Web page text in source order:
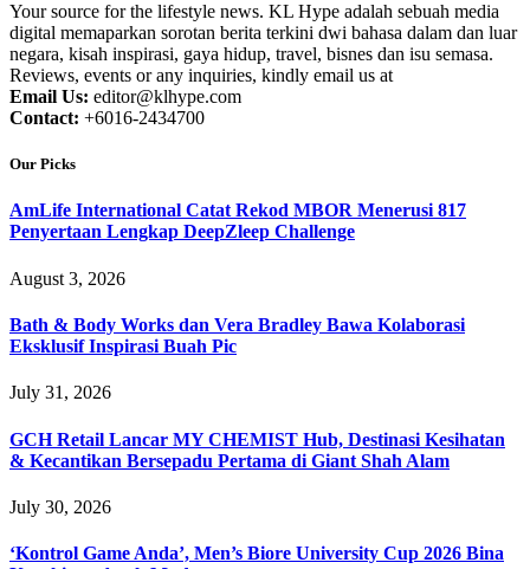
Your source for the lifestyle news. KL Hype adalah sebuah media
digital memaparkan sorotan berita terkini dwi bahasa dalam dan luar
negara, kisah inspirasi, gaya hidup, travel, bisnes dan isu semasa.
Reviews, events or any inquiries, kindly email us at
Email Us: editor@klhype.com
Contact: +6016-2434700
Our Picks
AmLife International Catat Rekod MBOR Menerusi 817
Penyertaan Lengkap DeepZleep Challenge
August 3, 2026
Bath & Body Works dan Vera Bradley Bawa Kolaborasi
Eksklusif Inspirasi Buah Pic
July 31, 2026
GCH Retail Lancar MY CHEMIST Hub, Destinasi Kesihatan
& Kecantikan Bersepadu Pertama di Giant Shah Alam
July 30, 2026
‘Kontrol Game Anda’, Men’s Biore University Cup 2026 Bina